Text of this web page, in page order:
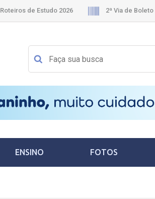
Roteiros de Estudo 2026 2ª Via de Boleto
ENSINO FOTOS